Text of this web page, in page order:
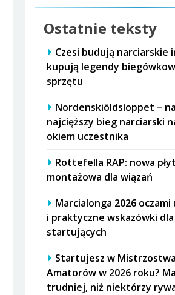
Ostatnie teksty
Czesi budują narciarskie
kupują legendy
sprzętu
Nordenskiöldsloppet –
najcięższy bieg narciarski
okiem uczestnika
Rottefella RAP: nowa
montażowa dla wiązań
Marcialonga 2026
i praktyczne wskazówki dla
startujących
Startujesz w
Amatorów w 2026 roku?
trudniej, niż niektórzy